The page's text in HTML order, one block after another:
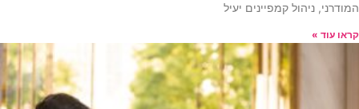
המודרני, ניהול קמפיינים יעיל
קראו עוד »